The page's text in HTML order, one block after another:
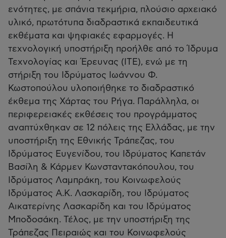
ενότητες, με σπάνια τεκμήρια, πλούσιο αρχειακό
υλικό, πρωτότυπα διαδραστικά εκπαιδευτικά
εκθέματα και ψηφιακές εφαρμογές. Η
τεχνολογική υποστήριξη προήλθε από το Ίδρυμα
Τεχνολογίας και Έρευνας (ΙΤΕ), ενώ με τη
στήριξη του Ιδρύματος Ιωάννου Φ.
Κωστοπούλου υλοποιήθηκε το διαδραστικό
έκθεμα της Χάρτας του Ρήγα. Παράλληλα, οι
περιφερειακές εκθέσεις του προγράμματος
αναπτύχθηκαν σε 12 πόλεις της Ελλάδας, με την
υποστήριξη της Εθνικής Τράπεζας, του
Ιδρύματος Ευγενίδου, του Ιδρύματος Καπετάν
Βασίλη & Κάρμεν Κωνσταντακόπουλου, του
Ιδρύματος Λαμπράκη, του Κοινωφελούς
Ιδρύματος Α.Κ. Λασκαρίδη, του Ιδρύματος
Αικατερίνης Λασκαρίδη και του Ιδρύματος
Μποδοσάκη. Τέλος, με την υποστήριξη της
Τράπεζας Πειραιώς και του Κοινωφελούς